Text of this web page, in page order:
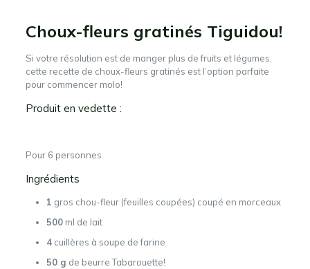
Choux-fleurs gratinés Tiguidou!
Si votre résolution est de manger plus de fruits et légumes,
cette recette de choux-fleurs gratinés est l’option parfaite
pour commencer molo!
Produit en vedette :
Pour 6 personnes
Ingrédients
1 gros chou-fleur (feuilles coupées) coupé en morceaux
500ml de lait
4cuillères à soupe de farine
50 g de beurre Tabarouette!